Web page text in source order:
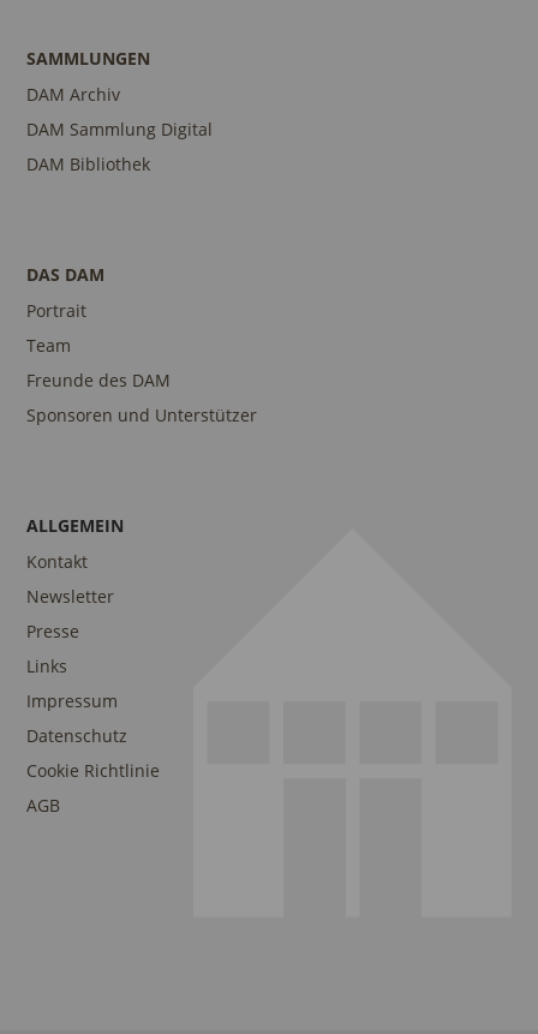
SAMMLUNGEN
DAM Archiv
DAM Sammlung Digital
DAM Bibliothek
DAS DAM
Portrait
Team
Freunde des DAM
Sponsoren und Unterstützer
ALLGEMEIN
Kontakt
Newsletter
Presse
Links
Impressum
Datenschutz
Cookie Richtlinie
AGB